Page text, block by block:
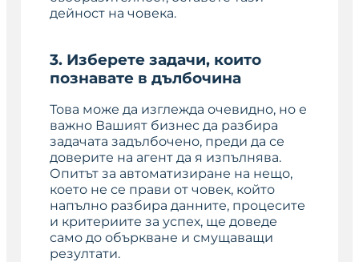
дейност на човека.
3. Изберете задачи, които
познавате в дълбочина
Това може да изглежда очевидно, но е
важно Вашият бизнес да разбира
задачата задълбочено, преди да се
доверите на агент да я изпълнява.
Опитът за автоматизиране на нещо,
което не се прави от човек, който
напълно разбира данните, процесите
и критериите за успех, ще доведе
само до объркване и смущаващи
резултати.